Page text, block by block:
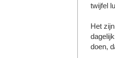
twijfel
Het
doen,